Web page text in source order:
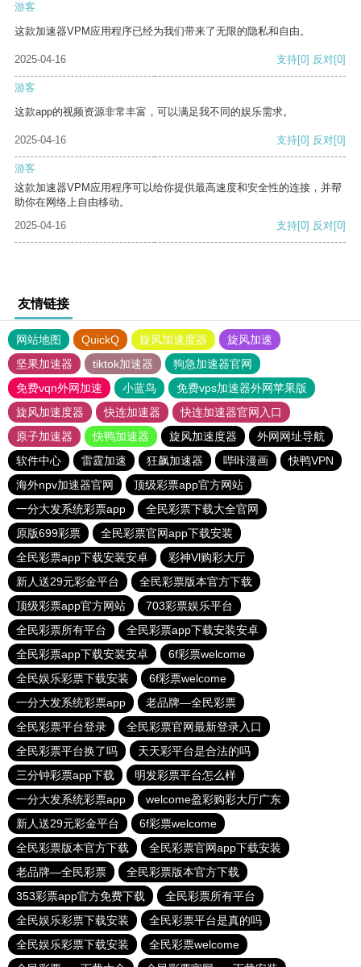
游客
这款加速器VPM应用程序已经为我们带来了无限的隐私和自由。
2025-04-16 支持[0] 反对[0]
游客
这款app的视频资源非常丰富，可以满足我不同的娱乐需求。
2025-04-16 支持[0] 反对[0]
游客
这款加速器VPM应用程序可以给你提供最高速度和安全性的连接，并帮
助你在网络上自由移动。
2025-04-16
支持[0] 反对[0]
友情链接
网站地图 QuickQ 旋风加速度器
旋风加速
坚果加速器
tiktok加速器
狗急加速器官网
免费vqn外网加速
小蓝鸟
免费vps加速器外网苹果版
旋风加速度器
快连加速器
快连加速器官网入口
原子加速器
快鸭加速器 旋风加速度器
外网网址导航
软件中心
雷霆加速 狂飙加速器 哔咔漫画
快鸭VPN
海外npv加速器官网
顶级彩票app官方网站
一分大发系统彩票app
全民彩票下载大全官网
原版699彩票
全民彩票官网app下载安装
全民彩票app下载安装安卓
彩神Vl购彩大厅
新人送29元彩金平台
全民彩票版本官方下载
顶级彩票app官方网站
703彩票娱乐平台
全民彩票所有平台
全民彩票app下载安装安卓
全民彩票app下载安装安卓
6f彩票welcome
全民娱乐彩票下载安装
6f彩票welcome
一分大发系统彩票app
老品牌—全民彩票
全民彩票平台登录
全民彩票官网最新登录入口
全民彩票平台换了吗
天天彩平台是合法的吗
三分钟彩票app下载
明发彩票平台怎么样
一分大发系统彩票app
welcome盈彩购彩大厅广东
新人送29元彩金平台
6f彩票welcome
全民彩票版本官方下载
全民彩票官网app下载安装
老品牌—全民彩票
全民彩票版本官方下载
353彩票app官方免费下载
全民彩票所有平台
全民娱乐彩票下载安装
全民彩票平台是真的吗
全民娱乐彩票下载安装
全民彩票welcome